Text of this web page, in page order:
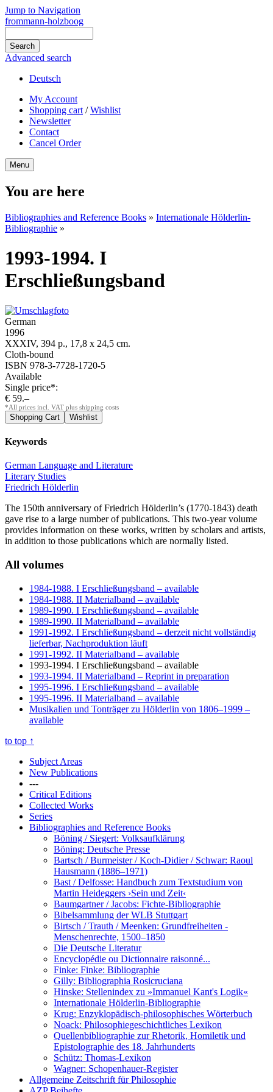
Jump to Navigation
frommann-holzboog
Advanced search
Deutsch
My Account
Shopping cart /Wishlist
Newsletter
Contact
Cancel Order
Menu
You are here
Bibliographies and Reference Books » Internationale Hölderlin-
Bibliographie »
1993-1994. I
Erschließungsband
German
1996
XXXIV, 394 p., 17,8 x 24,5 cm.
Cloth-bound
ISBN 978-3-7728-1720-5
Available
Single price*:
€ 59.–
*All prices incl. VAT plus shipping costs
Keywords
German Language and Literature
Literary Studies
Friedrich Hölderlin
The 150th anniversary ofFriedrich Hölderlin’s (1770-1843) death
gave rise to a large number of publications. This two-year volume
provides information on these works, written by scholars and artists,
in addition to those publications which are normally listed.
All volumes
1984-1988. I Erschließungsband – available
1984-1988. II Materialband – available
1989-1990. I Erschließungsband – available
1989-1990. II Materialband – available
1991-1992. I Erschließungsband – derzeit nicht vollständig
lieferbar, Nachproduktion läuft
1991-1992. II Materialband – available
1993-1994. I Erschließungsband – available
1993-1994. II Materialband – Reprint in preparation
1995-1996. I Erschließungsband – available
1995-1996. II Materialband – available
Musikalien und Tonträger zu Hölderlin von 1806–1999 –
available
to top ↑
Subject Areas
New Publications
---
Critical Editions
Collected Works
Series
Bibliographies and Reference Books
Böning / Siegert: Volksaufklärung
Böning: Deutsche Presse
Bartsch / Burmeister / Koch-Didier / Schwar: Raoul
Hausmann (1886–1971)
Bast / Delfosse: Handbuch zum Textstudium von
Martin Heideggers ›Sein und Zeit‹
Baumgartner / Jacobs: Fichte-Bibliographie
Bibelsammlung der WLB Stuttgart
Birtsch / Trauth / Meenken: Grundfreiheiten -
Menschenrechte, 1500–1850
Die Deutsche Literatur
Encyclopédie ou Dictionnaire raisonné...
Finke: Finke: Bibliographie
Gilly: Bibliographia Rosicruciana
Hinske: Stellenindex zu »Immanuel Kant's Logik«
Internationale Hölderlin-Bibliographie
Krug: Enzyklopädisch-philosophisches Wörterbuch
Noack: Philosophiegeschichtliches Lexikon
Quellenbibliographie zur Rhetorik, Homiletik und
Epistolographie des 18. Jahrhunderts
Schütz: Thomas-Lexikon
Wagner: Schopenhauer-Register
Allgemeine Zeitschrift für Philosophie